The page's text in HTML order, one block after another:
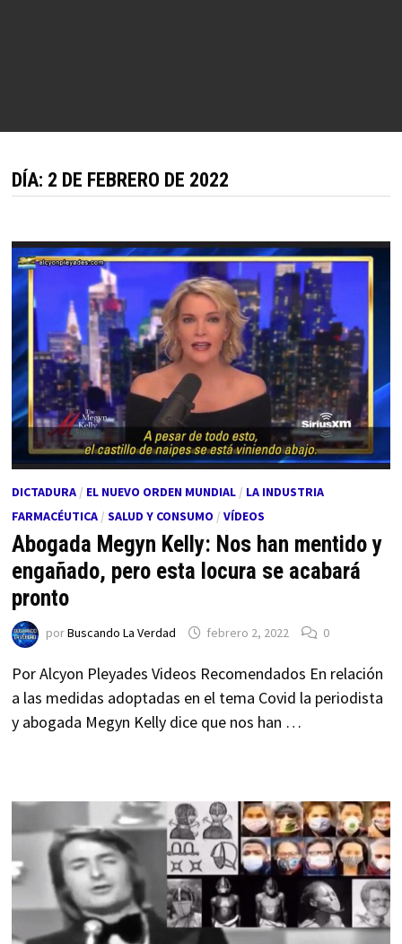
DÍA: 2 DE FEBRERO DE 2022
DICTADURA/ EL NUEVO ORDEN MUNDIAL/ LA INDUSTRIA
FARMACÉUTICA/ SALUD Y CONSUMO / VÍDEOS
Abogada Megyn Kelly: Nos han mentido y
engañado, pero esta locura se acabará
pronto
porBuscando La Verdad febrero 2, 2022 0
Por Alcyon Pleyades Videos Recomendados En relación
a las medidas adoptadas en el tema Covid la periodista
y abogada Megyn Kelly dice que nos han …